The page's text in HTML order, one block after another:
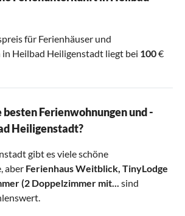
für Ferienhäuser und
Heilbad Heiligenstadt liegt bei 100€
Ferienwohnungen und -
Heiligenstadt?
gibt es viele schöne
aber Ferienhaus Weitblick, TinyLodge
(2 Doppelzimmer mit... sind